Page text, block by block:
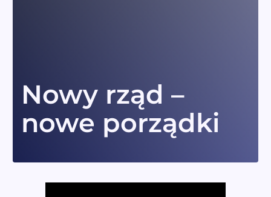
Nowy rząd –
nowe porządki